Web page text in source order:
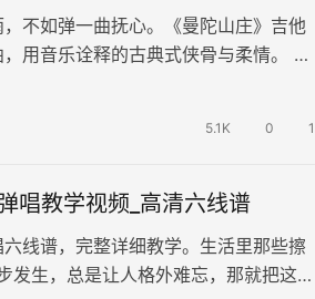
不如弹一曲抚心。《曼陀山庄》吉他
用音乐诠释的古典式侠骨与柔情。 歌
5.1K 0 1
唱教学视频_高清六线谱
线谱，完整详细教学。生活里那些擦
发生，总是让人格外难忘，那就把这种